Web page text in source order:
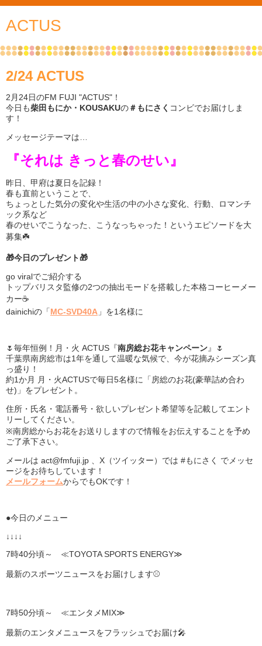
ACTUS
2/24 ACTUS
2月24日のFM FUJI "ACTUS"！
今日も柴田もにか・KOUSAKUの＃もにさく コンビでお届けしま
す！
メッセージテーマは…
『それは きっと春のせい』
昨日、甲府は夏日を記録！
春も直前ということで、
ちょっとした気分の変化や生活の中の小さな変化、行動、ロマンチ
ック系など
春のせいでこうなった、こうなっちゃった！というエピソードを大
募集☘️
🎁今日のプレゼント🎁
go viralでご紹介する
トップバリスタ監修の2つの抽出モードを搭載した本格コーヒーメー
カー☕️
dainichiの「MC-SVD40A 」を1名様に
🌷毎年恒例！月・火 ACTUS『南房総お花キャンペーン』🌷
千葉県南房総市は1年を通して温暖な気候で、今が花摘みシーズン真
っ盛り！
約1か月 月・火ACTUSで毎日5名様に「房総のお花(豪華詰め合わ
せ)」をプレゼント。
住所・氏名・電話番号・欲しいプレゼント希望等を記載してエント
リーしてください。
※南房総からお花をお送りしますので情報をお伝えすることを予め
ご了承下さい。
メールは act@fmfuji.jp 、X（ツイッター）では #もにさく でメッセ
ージをお待ちしています！
メールフォームからでもOKです！
●今日のメニュー
↓↓↓↓
7時40分頃～ ≪TOYOTA SPORTS ENERGY≫
最新のスポーツニュースをお届けします⚾
7時50分頃～ ≪エンタメMIX≫
最新のエンタメニュースをフラッシュでお届け🎤